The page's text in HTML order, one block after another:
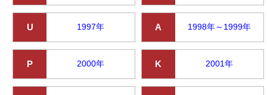
U 1997年 A 1998年～1999年
P 2000年 K 2001年